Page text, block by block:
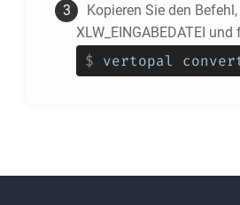
Kopieren Sie den
XLW_EINGABEDATEI
$ vertopal convert